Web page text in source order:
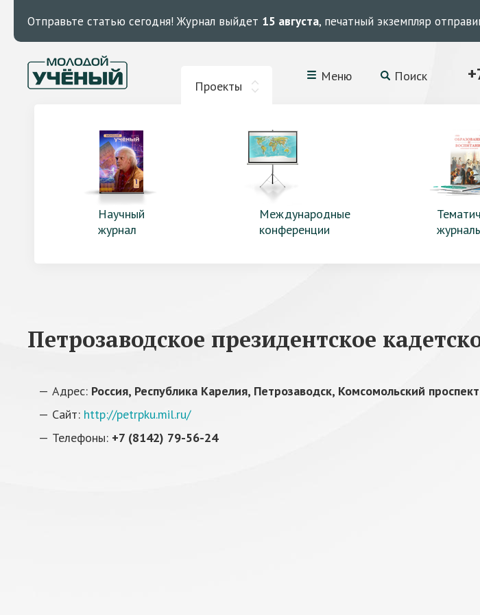
Отправьте статью сегодня! Журнал выйдет 15 августа, печатный экземпляр
Проекты
Меню Поиск
Научный
журнал
Международные
конференции
Петрозаводское президентское
Адрес: Россия, Республика Карелия, Петрозаводск, Комсомольский
Сайт: http://petrpku.mil.ru/
Телефоны: +7 (8142) 79-56-24